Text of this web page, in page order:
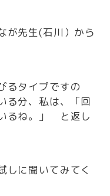
先生(石川）から
るタイプですの
る分、私は、「回
るね。」 と返し
しに聞いてみてく